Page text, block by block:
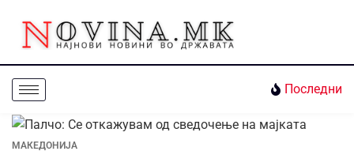
Последни
МАКЕДОНИЈА